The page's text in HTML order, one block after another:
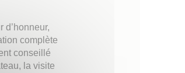
d’honneur,
complète
conseillé
la visite